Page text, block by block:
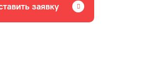
заявку